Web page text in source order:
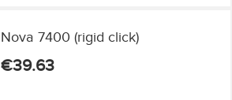
Nova 7400 (rigid click)
€39.63